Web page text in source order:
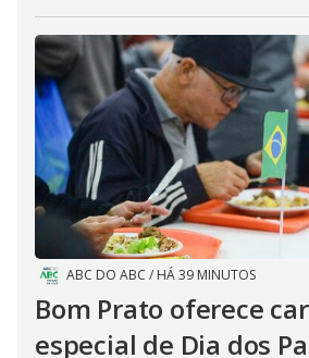
ABC DO ABC / HÁ 39 MINUTOS
Bom Prato oferece
especial de Dia dos